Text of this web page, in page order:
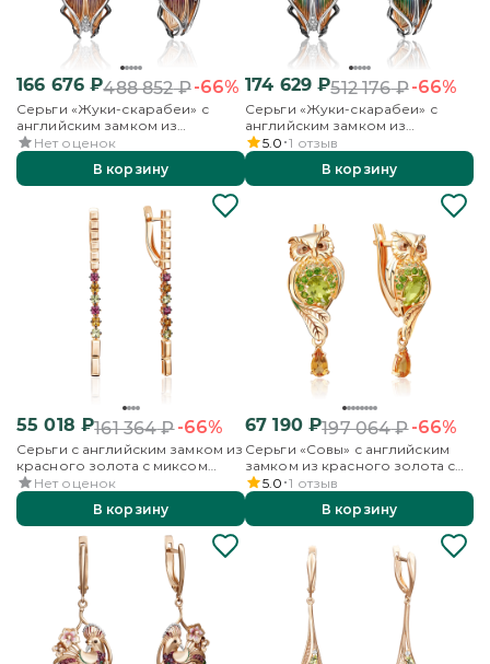
166 676 ₽488 852₽-66%
Серьги «Жуки-скарабеи» с
английским замком из
красного золота с миксом
камней и эмалью
Нет оценок
В корзину
174 629 ₽512 176₽-66%
Серьги «Жуки-скарабеи» с
английским замком из
красного золота с миксом
камней и эмалью
5.0 1 отзыв
В корзину
55 018 ₽161 364₽-66%
Серьги с английским замком из
красного золота с миксом
камней
Нет оценок
В корзину
67 190₽197 064₽-66%
Серьги «Совы» с английским
замком из красного золота с
миксом камней и эмалью
5.0 1 отзыв
В корзину